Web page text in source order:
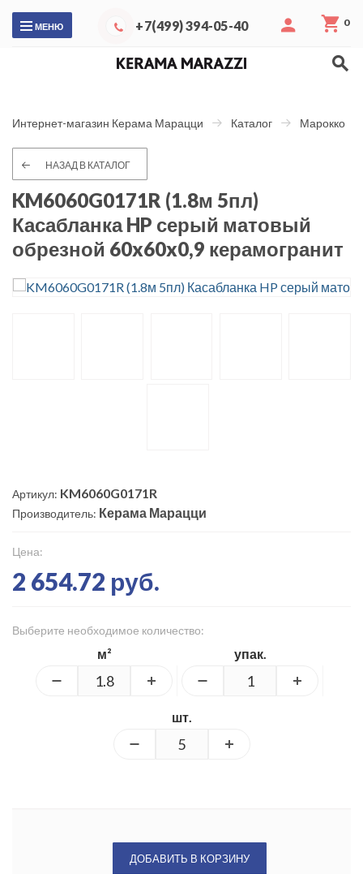
МЕНЮ +7(499) 394-05-40 0
Интернет-магазин Керама Марацци Каталог Марокко
НАЗАД В КАТАЛОГ
KM6060G0171R (1.8м 5пл)
Касабланка HP серый матовый
обрезной 60x60x0,9 керамогранит
Артикул: KM6060G0171R
Производитель: Керама Марацци
Цена:
2 654.72 руб.
Выберите необходимое количество:
м² упак.
шт.
ДОБАВИТЬ В КОРЗИНУ